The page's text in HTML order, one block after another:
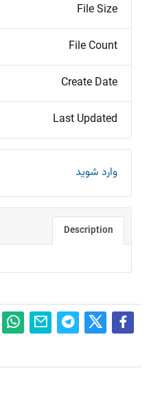
File Size
File Count
Create Date
Last Updated
وارد شوید
Description